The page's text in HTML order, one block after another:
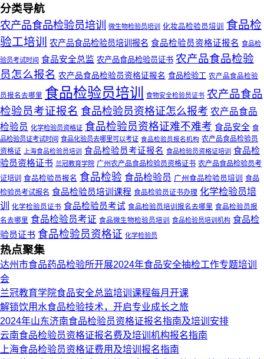
分类导航
农产品食品检验员培训
微生物检验员培训 化妆品检验员培训
食品检
验工培训
农产品食品检验员培训报名 食品检验员资格证报名 食品检
验员考试时间 食品安全总监 农产品食品检验员证书 农产品食品检验
员怎么报名 农产品食品检验员资格证报名 食品检验工 农产品食品检验
员报名去哪里 食品检验员培训 食物安全检验员证书 农产品食品
检验员考证报名 食品检验员资格证怎么报考 农产品食品
检验员 化学检验员资格证 食品检验员资格证难不难考 食品安全 食
品检验员证考试时间 食品化验员去哪里可以考证 食品检验员报名机构 农产品食品检验员
资格证
上海食品检验员培训 食品检验员考证报名 食品检验员资格证培训
食品检
验员资格证书 兰冠教育学院 广州农产品食品检验员资格证书 农产品食品检验员考
证培训 食品检验员报名 食品检验 食品检验员 广州食品检验员培训
食品
检验员考试报名 食品检验员培训课程 食品检验员证书办理 化学检验员培
训
化学检验员证书 食品检验员考试 食品检验员培训报名去哪里 食品检验员报
名去哪里 食品检验员考证 食品微生物检验员培训 食品检验员培训机构 食品检
验员证书 食品检验员资格证 化学检验员
热点聚集
达州市食品药品检验所开展2024年食品安全抽检工作专题培训
会
兰冠教育学院食品安全总监培训课程每月开课
解锁饮用水食品检验技术，开启专业成长之旅
2024年山东济南食品检验员资格证报名指南及培训安排
云南食品检验员资格证报名费及培训机构报名指南
上海食品检验员资格证费用及培训报名指南